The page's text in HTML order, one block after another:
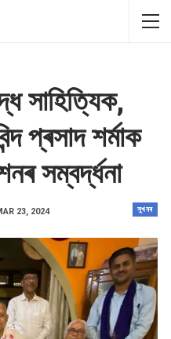
সাহিত্যিক,
প্ৰসাদ শৰ্মাক
সম্বৰ্দ্ধনা
সুখবৰ
23, 2024